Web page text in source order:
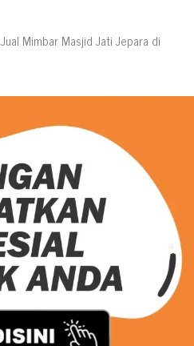
Jual Mimbar Masjid Jati Jepara di